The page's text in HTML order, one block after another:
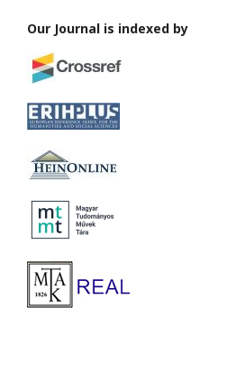
Our Journal is indexed by